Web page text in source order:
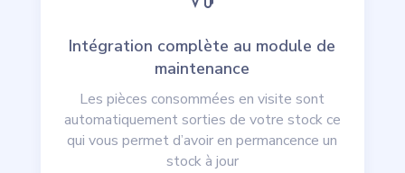
Intégration complète au module de
maintenance
Les pièces consommées en visite sont
automatiquement sorties de votre stock ce
qui vous permet d’avoir en permancence un
stock à jour